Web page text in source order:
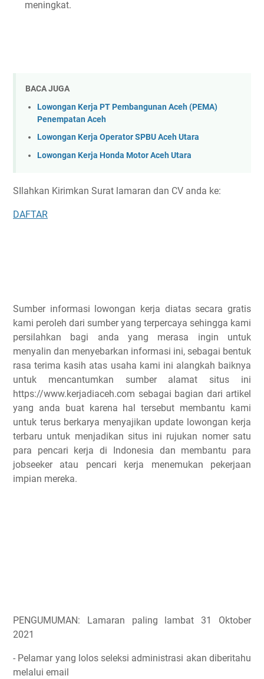
meningkat.
BACA JUGA
Lowongan Kerja PT Pembangunan Aceh (PEMA)
Penempatan Aceh
Lowongan Kerja Operator SPBU Aceh Utara
Lowongan Kerja Honda Motor Aceh Utara
SIlahkan Kirimkan Surat lamaran dan CV anda ke:
DAFTAR
Sumber informasi lowongan kerja diatas secara gratis
kami peroleh dari sumber yang terpercaya sehingga kami
persilahkan bagi anda yang merasa ingin untuk
menyalin dan menyebarkan informasi ini, sebagai bentuk
rasa terima kasih atas usaha kami ini alangkah baiknya
untuk mencantumkan sumber alamat situs ini
https://www.kerjadiaceh.com sebagai bagian dari artikel
yang anda buat karena hal tersebut membantu kami
untuk terus berkarya menyajikan update lowongan kerja
terbaru untuk menjadikan situs ini rujukan nomer satu
para pencari kerja di Indonesia dan membantu para
jobseeker atau pencari kerja menemukan pekerjaan
impian mereka.
PENGUMUMAN: Lamaran paling lambat 31 Oktober
2021
- Pelamar yang lolos seleksi administrasi akan diberitahu
melalui email